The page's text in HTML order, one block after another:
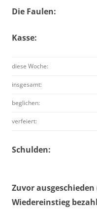
Die Faulen:
Kasse:
diese Woche:
insgesamt:
beglichen:
verfeiert:
Schulden:
Zuvor
Wiedereinstieg